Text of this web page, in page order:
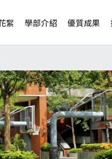
絮 學部介紹 優質成果
界第一學府！
台大錄取標準。各組合4
施，全市人、車及各場